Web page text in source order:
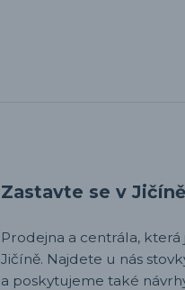
Zastavte se v
Prodejna a centrála, která
Jičíně. Najdete u nás
a poskytujeme také